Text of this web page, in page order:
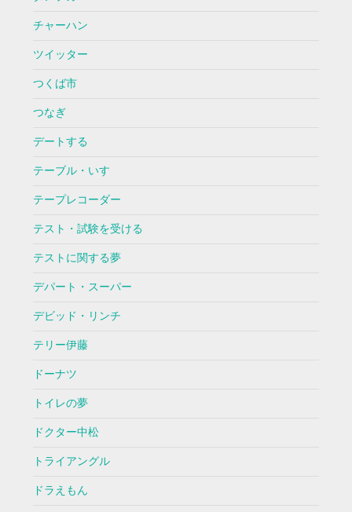
チャーハン
ツイッター
つくば市
つなぎ
デートする
テーブル・いす
テープレコーダー
テスト・試験を受ける
テストに関する夢
デパート・スーパー
デビッド・リンチ
テリー伊藤
ドーナツ
トイレの夢
ドクター中松
トライアングル
ドラえもん